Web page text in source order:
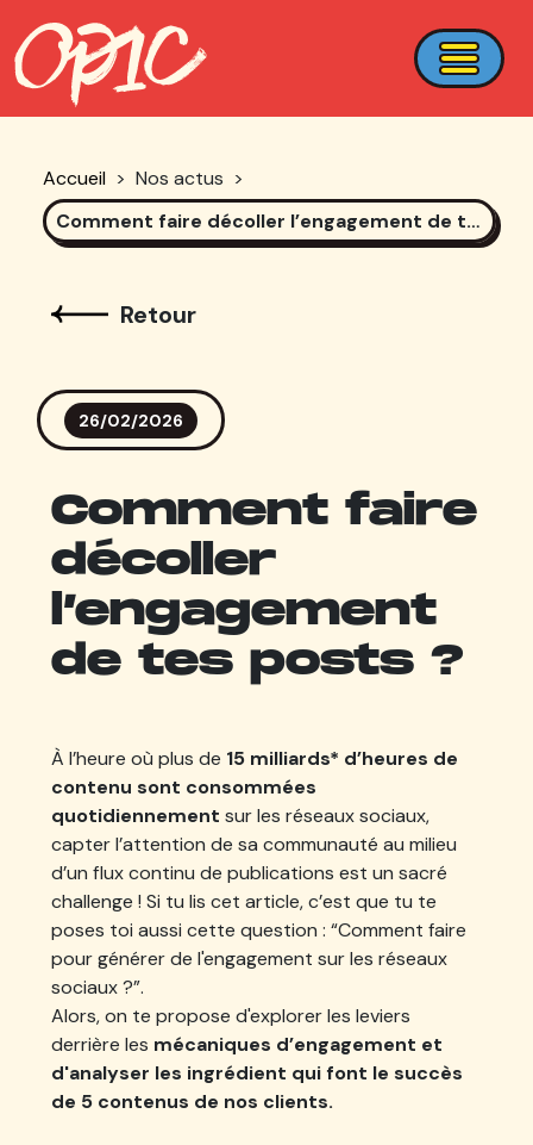
Accueil > Nos actus >
Comment faire décoller l’engagement de tes posts ?
Retour
26/02/2026
Comment faire
décoller
l’engagement
de tes posts ?
À l’heure où plus de 15 milliards* d’heures de
contenu sont consommées
quotidiennement sur les réseaux sociaux,
capter l’attention de sa communauté au milieu
d’un flux continu de publications est un sacré
challenge ! Si tu lis cet article, c’est que tu te
poses toi aussi cette question : “Comment faire
pour générer de l'engagement sur les réseaux
sociaux ?”.
Alors, on te propose d'explorer les leviers
derrière les mécaniques d’engagement et
d'analyser les ingrédient qui font le succès
de 5 contenus de nos clients.